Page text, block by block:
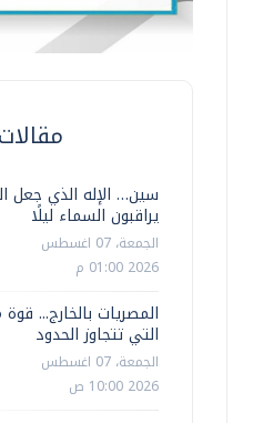
مقالات
سين… الإله الذي جعل
يراقبون السماء ليلًا
الجمعة، 07 اغسطس
2026 01:00 م
المصريات بالخارج...
التي تتجاوز الحدود
الجمعة، 07 اغسطس
2026 10:00 ص